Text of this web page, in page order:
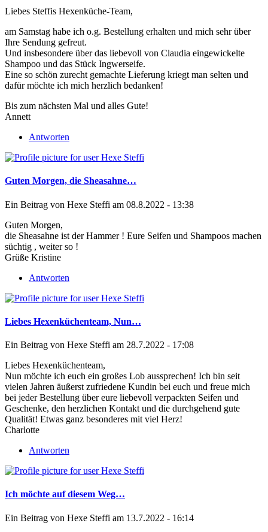
Liebes Steffis Hexenküche-Team,
am Samstag habe ich o.g. Bestellung erhalten und mich sehr über
Ihre Sendung gefreut.
Und insbesondere über das liebevoll von Claudia eingewickelte
Shampoo und das Stück Ingwerseife.
Eine so schön zurecht gemachte Lieferung kriegt man selten und
dafür möchte ich mich herzlich bedanken!
Bis zum nächsten Mal und alles Gute!
Annett
Antworten
Guten Morgen, die Sheasahne…
Ein Beitrag von Hexe Steffi am 08.8.2022 - 13:38
Guten Morgen,
die Sheasahne ist der Hammer ! Eure Seifen und Shampoos machen
süchtig , weiter so !
Grüße Kristine
Antworten
Liebes Hexenküchenteam, Nun…
Ein Beitrag von Hexe Steffi am 28.7.2022 - 17:08
Liebes Hexenküchenteam,
Nun möchte ich euch ein großes Lob aussprechen! Ich bin seit
vielen Jahren äußerst zufriedene Kundin bei euch und freue mich
bei jeder Bestellung über eure liebevoll verpackten Seifen und
Geschenke, den herzlichen Kontakt und die durchgehend gute
Qualität! Etwas ganz besonderes mit viel Herz!
Charlotte
Antworten
Ich möchte auf diesem Weg…
Ein Beitrag von Hexe Steffi am 13.7.2022 - 16:14